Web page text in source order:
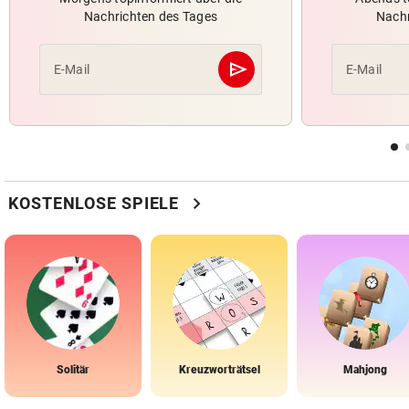
Nachrichten des Tages
E-Mail send
Abschicken E-Mail
KOSTENLOSE SPIELE chevron_right
Solitär Kreuzworträtsel Mahjong